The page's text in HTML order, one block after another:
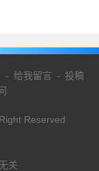
- 给我留言 - 投稿
Reserved
关